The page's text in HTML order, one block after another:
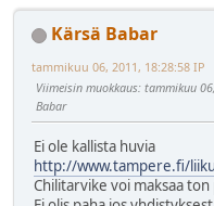
Kärsä Babar
tammikuu 06, 2011, 18:28:58 IP
Viimeisin muokkaus: tammikuu
Babar
Ei ole kallista huvia
http://www.tampere.fi/
Chilitarvike voi maksaa ton